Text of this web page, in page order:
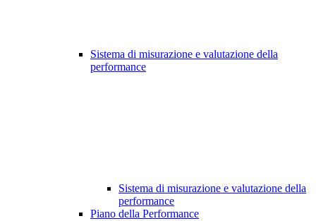
Sistema di misurazione e valutazione della
performance
Sistema di misurazione e valutazione della
performance
Piano della Performance